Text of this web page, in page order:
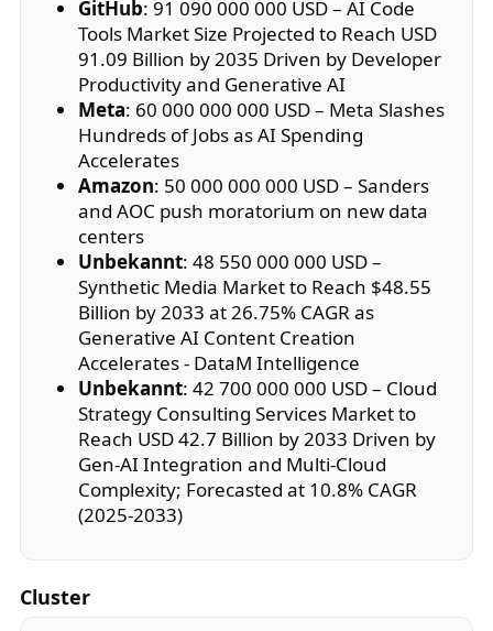
GitHub: 91 090 000 000 USD – AI Code
Tools Market Size Projected to Reach USD
91.09 Billion by 2035 Driven by Developer
Productivity and Generative AI
Meta: 60 000 000 000 USD – Meta Slashes
Hundreds of Jobs as AI Spending
Accelerates
Amazon: 50 000 000 000 USD – Sanders
and AOC push moratorium on new data
centers
Unbekannt: 48 550 000 000 USD –
Synthetic Media Market to Reach $48.55
Billion by 2033 at 26.75% CAGR as
Generative AI Content Creation
Accelerates - DataM Intelligence
Unbekannt: 42 700 000 000 USD – Cloud
Strategy Consulting Services Market to
Reach USD 42.7 Billion by 2033 Driven by
Gen-AI Integration and Multi-Cloud
Complexity; Forecasted at 10.8% CAGR
(2025-2033)
Cluster